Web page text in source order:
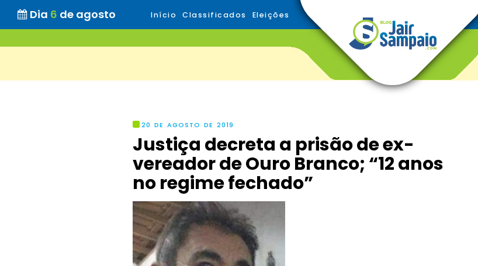
Dia 6 de agosto Início Classificados Eleições
20 DE AGOSTO DE 2019
Justiça decreta a prisão de ex-
vereador de Ouro Branco; “12 anos
no regime fechado”